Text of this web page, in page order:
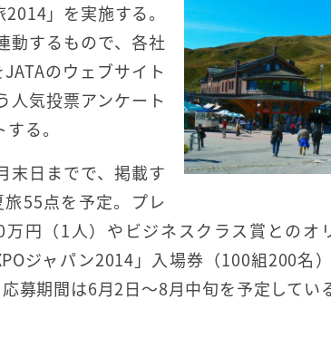
」を実施する。
動するもので、各社
のウェブサイト
人気投票アンケート
る。
末日までで、掲載す
55点を予定。プレ
円（1人）やビジネスクラス賞とのオ
ジャパン2014」入場券（100組200名
募期間は6月2日～8月中旬を予定してい